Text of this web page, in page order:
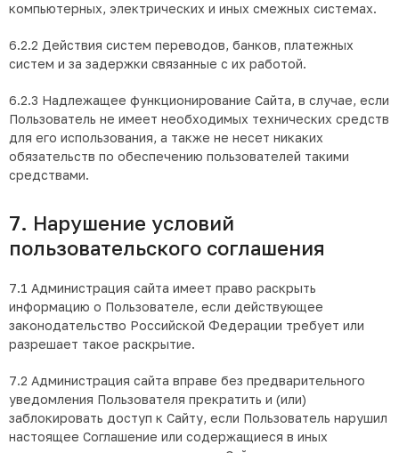
компьютерных, электрических и иных смежных системах.
6.2.2 Действия систем переводов, банков, платежных
систем и за задержки связанные с их работой.
6.2.3 Надлежащее функционирование Сайта, в случае, если
Пользователь не имеет необходимых технических средств
для его использования, а также не несет никаких
обязательств по обеспечению пользователей такими
средствами.
7. Нарушение условий
пользовательского соглашения
7.1 Администрация сайта имеет право раскрыть
информацию о Пользователе, если действующее
законодательство Российской Федерации требует или
разрешает такое раскрытие.
7.2 Администрация сайта вправе без предварительного
уведомления Пользователя прекратить и (или)
заблокировать доступ к Сайту, если Пользователь нарушил
настоящее Соглашение или содержащиеся в иных